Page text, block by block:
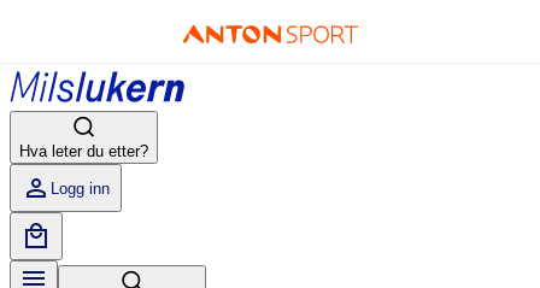
Hva leter du etter?
Logg inn